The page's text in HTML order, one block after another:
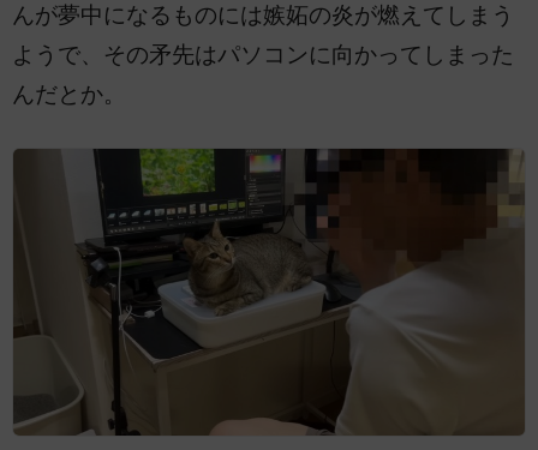
んが夢中になるものには嫉妬の炎が燃えてしまう
ようで、その矛先はパソコンに向かってしまった
んだとか。